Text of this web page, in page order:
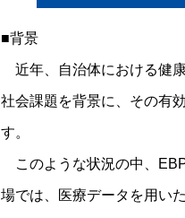
■背景
近年、自治体における健
社会課題を背景に、その有
す。
このような状況の中、
場では、医療データを用い